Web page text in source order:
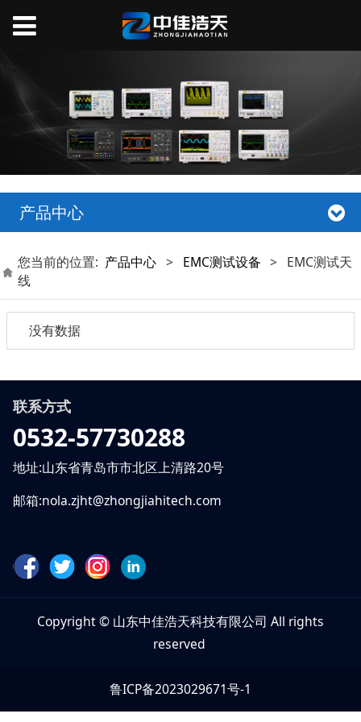
产品中心
您当前的位置: 产品中心 > EMC测试设备 > EMC测试天
线
没有数据
联系方式
0532-57730288
地址:山东省青岛市市北区上清路20号
邮箱:nola.zjht@zhongjiahitech.com
Copyright © 山东中佳浩天科技有限公司 All rights
reserved
鲁ICP备2023029671号-1